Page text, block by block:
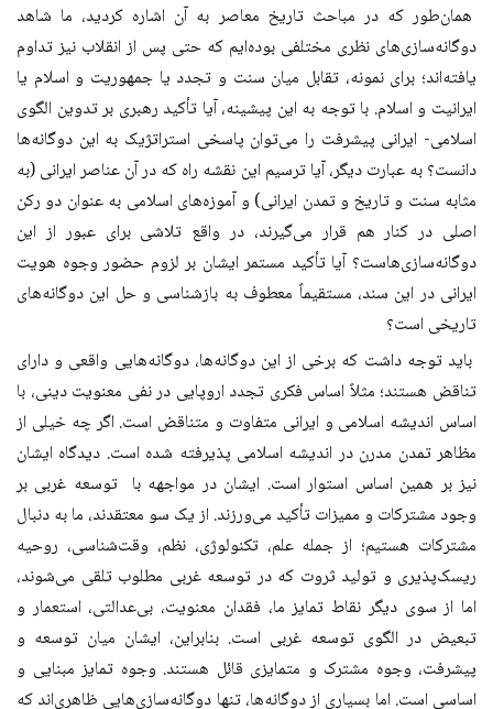
همان‌طور که در مباحث تاریخ معاصر به آن اشاره کردید، ما شاهد
دوگانه‌سازی‌های نظری مختلفی بوده‌ایم که حتی پس از انقلاب نیز تداوم
یافته‌اند؛ برای نمونه، تقابل میان سنت و تجدد یا جمهوریت و اسلام یا
ایرانیت و اسلام. با توجه به این پیشینه، آیا تأکید رهبری بر تدوین الگوی
اسلامی- ایرانی پیشرفت را می‌توان پاسخی استراتژیک به این دوگانه‌ها
دانست؟ به عبارت دیگر، آیا ترسیم این نقشه راه که در آن عناصر ایرانی (به
مثابه سنت و تاریخ و تمدن ایرانی) و آموزه‌های اسلامی به عنوان دو رکن
اصلی در کنار هم قرار می‌گیرند، در واقع تلاشی برای عبور از این
دوگانه‌سازی‌هاست؟ آیا تأکید مستمر ایشان بر لزوم حضور وجوه هویت
ایرانی در این سند، مستقیماً معطوف به بازشناسی و حل این دوگانه‌های
تاریخی است؟
باید توجه داشت که برخی از این دوگانه‌ها، دوگانه‌هایی واقعی و دارای
تناقض هستند؛ مثلاً اساس فکری تجدد اروپایی در نفی معنویت دینی، با
اساس اندیشه اسلامی و ایرانی متفاوت و متناقض است. اگر چه خیلی از
مظاهر تمدن مدرن در اندیشه اسلامی پذیرفته شده است. دیدگاه ایشان
نیز بر همین اساس استوار است. ایشان در مواجهه با توسعه غربی بر
وجود مشترکات و ممیزات تأکید می‌ورزند. از یک سو معتقدند، ما به دنبال
مشترکات هستیم؛ از جمله علم، تکنولوژی، نظم، وقت‌شناسی، روحیه
ریسک‌پذیری و تولید ثروت که در توسعه غربی مطلوب تلقی می‌شوند،
اما از سوی دیگر نقاط تمایز ما، فقدان معنویت، بی‌عدالتی، استعمار و
تبعیض در الگوی توسعه غربی است. بنابراین، ایشان میان توسعه و
پیشرفت، وجوه مشترک و متمایزی قائل هستند. وجوه تمایز مبنایی و
اساسی است. اما بسیاری از دوگانه‌ها، تنها دوگانه‌سازی‌هایی ظاهری‌اند که